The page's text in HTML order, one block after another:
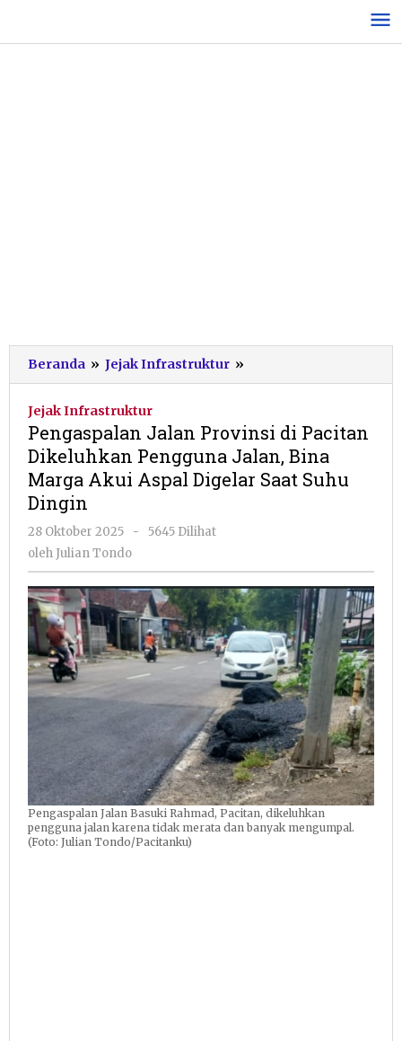
konten
Beranda » Jejak Infrastruktur »
Jalan
Pacitan
Dikeluhkan
Pengguna
Aspal
Digelar
Saat
Suhu
Dingin
Jejak Infrastruktur
Pengaspalan Jalan Provinsi di Pacitan
Dikeluhkan Pengguna Jalan, Bina
Marga Akui Aspal Digelar Saat Suhu
Dingin
28 Oktober 2025
oleh
-
5645 Dilihat
oleh Julian Tondo
Pengaspalan Jalan Basuki Rahmad, Pacitan, dikeluhkan
pengguna jalan karena tidak merata dan banyak mengumpal.
(Foto: Julian Tondo/Pacitanku)